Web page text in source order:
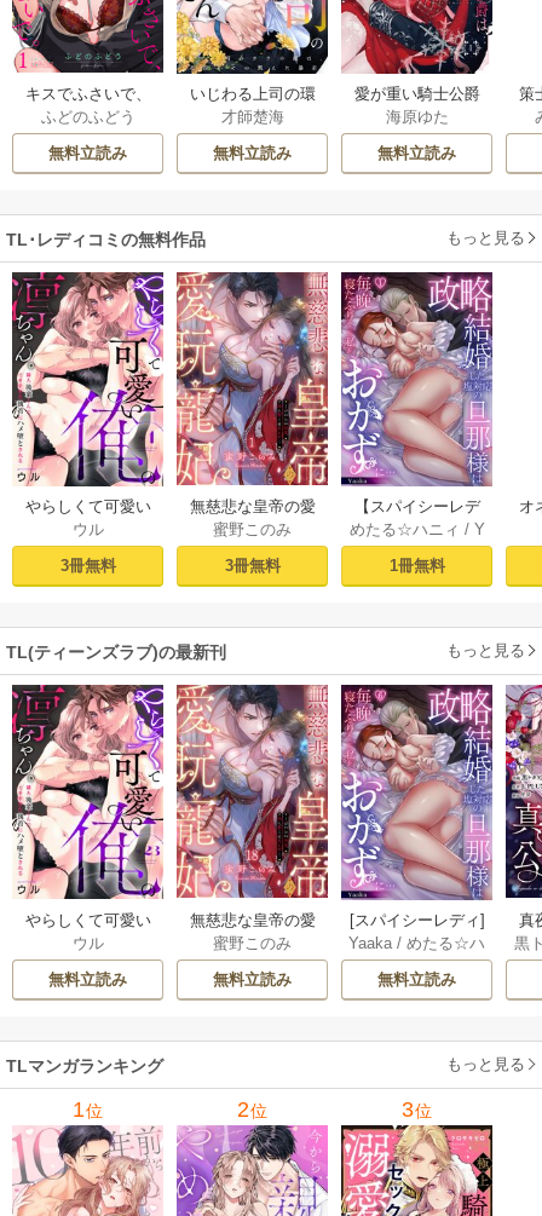
キスでふさいで、
バレないで。
ふどのふどう
無料立読み
いじわる上司の環
さん 憧れ上司のウ
ラの顔は、私泣か
せの飢えた暴君《Pi
才師楚海
無料立読み
愛が重い騎士公爵
は、追放令嬢のす
べてを奪い尽くし
たい。【コミック
下ろし漫画付き】
海原ゆた
無料立読み
策
TL･レディコミの無料作品 もっと見る
やらしくて可愛い
俺の凛ちゃん。～
隣人後輩くんのイ
キすぎた執着にハ
ウル
3冊無料
無慈悲な皇帝の愛
玩寵妃―おわらぬ
快楽、閨に響くは
乱れ声― 1巻
蜜野このみ
3冊無料
【スパイシーレデ
ィ】政略結婚した
塩対応の旦那様は
毎晩寝たふりをし
(1)
めたる☆ハニィ / Y
aaka
1冊無料
オ
TL(ティーンズラブ)の最新刊 もっと見る
やらしくて可愛い
俺の凛ちゃん。～
隣人後輩くんのイ
キすぎた執着にハ
巻
ウル
無料立読み
無慈悲な皇帝の愛
玩寵妃―おわらぬ
快楽、閨に響くは
乱れ声― 18巻
蜜野このみ
無料立読み
[スパイシーレディ]
政略結婚した塩対
応の旦那様は毎晩
寝たふりをした私
Yaaka /めたる☆ハ
ニィ
無料立読み
真
は
黒
TLマンガランキング もっと見る
1位 2位 3位